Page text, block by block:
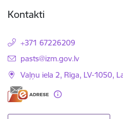
Kontakti
+371 67226209
E-pasts:
pasts@izm.gov.lv
Vaļņu iela 2, Rīga, LV-1050,